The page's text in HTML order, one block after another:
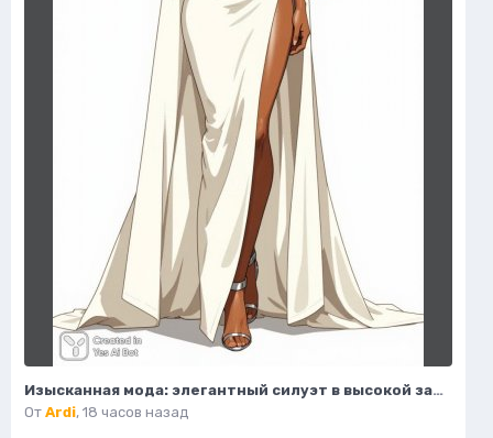
Изысканная мода: элегантный силуэт в высокой зарешеной иллюстрации. Нейронная сеть Flux
От Ardi, 18 часов назад